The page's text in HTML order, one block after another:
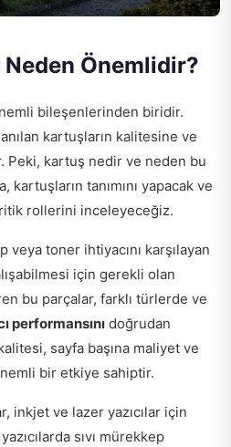
Önemlidir?
bileşenlerinden biridir.
kartuşların kalitesine ve
Peki, kartuş nedir ve neden bu
kartuşların tanımını yapacak ve
rollerini inceleyeceğiz.
veya toner ihtiyacını karşılayan
için gerekli olan
bu parçalar, farklı türlerde ve
performansını doğrudan
sayfa başına maliyet ve
bir etkiye sahiptir.
inkjet ve lazer yazıcılar için
sıvı mürekkep